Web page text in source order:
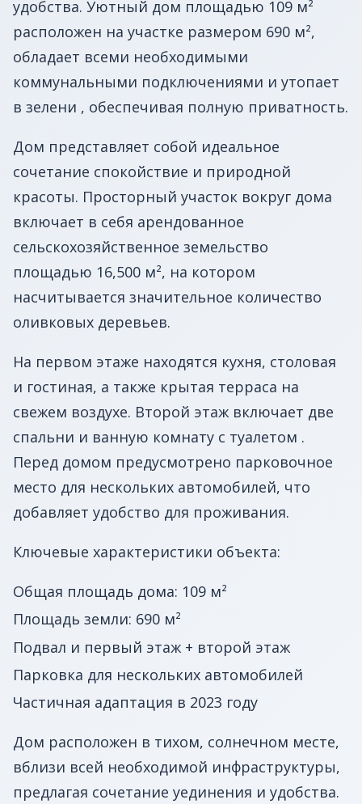
удобства. Уютный дом площадью 109 м²
расположен на участке размером 690 м²,
обладает всеми необходимыми
коммунальными подключениями и утопает
в зелени , обеспечивая полную приватность.
Дом представляет собой идеальное
сочетание спокойствие и природной
красоты. Просторный участок вокруг дома
включает в себя арендованное
сельскохозяйственное земельство
площадью 16,500 м², на котором
насчитывается значительное количество
оливковых деревьев.
На первом этаже находятся кухня, столовая
и гостиная, а также крытая терраса на
свежем воздухе. Второй этаж включает две
спальни и ванную комнату с туалетом .
Перед домом предусмотрено парковочное
место для нескольких автомобилей, что
добавляет удобство для проживания.
Ключевые характеристики объекта:
Общая площадь дома: 109 м²
Площадь земли: 690 м²
Подвал и первый этаж + второй этаж
Парковка для нескольких автомобилей
Частичная адаптация в 2023 году
Дом расположен в тихом, солнечном месте,
вблизи всей необходимой инфраструктуры,
предлагая сочетание уединения и удобства.